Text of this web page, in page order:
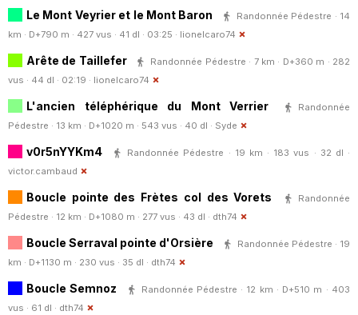
Le Mont Veyrier et le Mont Baron
Randonnée Pédestre · 14
km · D+790 m · 427 vus · 41 dl · 03:25 · lionelcaro74
Arête de Taillefer
Randonnée Pédestre · 7 km · D+360 m · 282
vus · 44 dl · 02:19 · lionelcaro74
L'ancien téléphérique du Mont Verrier
Randonnée
Pédestre · 13 km · D+1020 m · 543 vus · 40 dl · Syde
v0r5nYYKm4
Randonnée Pédestre · 19 km · 183 vus · 32 dl ·
victor.cambaud
Boucle pointe des Frètes col des Vorets
Randonnée
Pédestre · 12 km · D+1080 m · 277 vus · 43 dl · dth74
Boucle Serraval pointe d'Orsière
Randonnée Pédestre · 19
km · D+1130 m · 230 vus · 35 dl · dth74
Boucle Semnoz
Randonnée Pédestre · 12 km · D+510 m · 403
vus · 61 dl · dth74